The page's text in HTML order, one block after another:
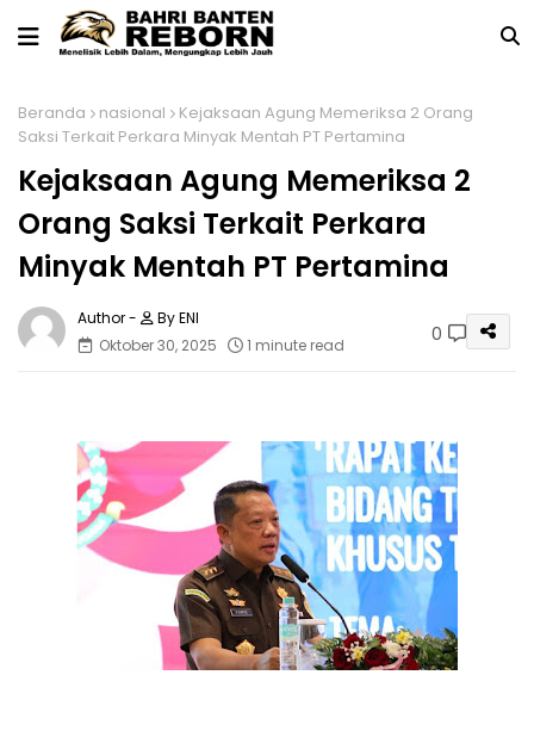
Beranda nasional
Kejaksaan Agung Memeriksa 2 Orang
Saksi Terkait Perkara Minyak Mentah PT Pertamina
Kejaksaan Agung Memeriksa 2
Orang Saksi Terkait Perkara
Minyak Mentah PT Pertamina
By ENI
Oktober 30, 2025
1 minute read 0